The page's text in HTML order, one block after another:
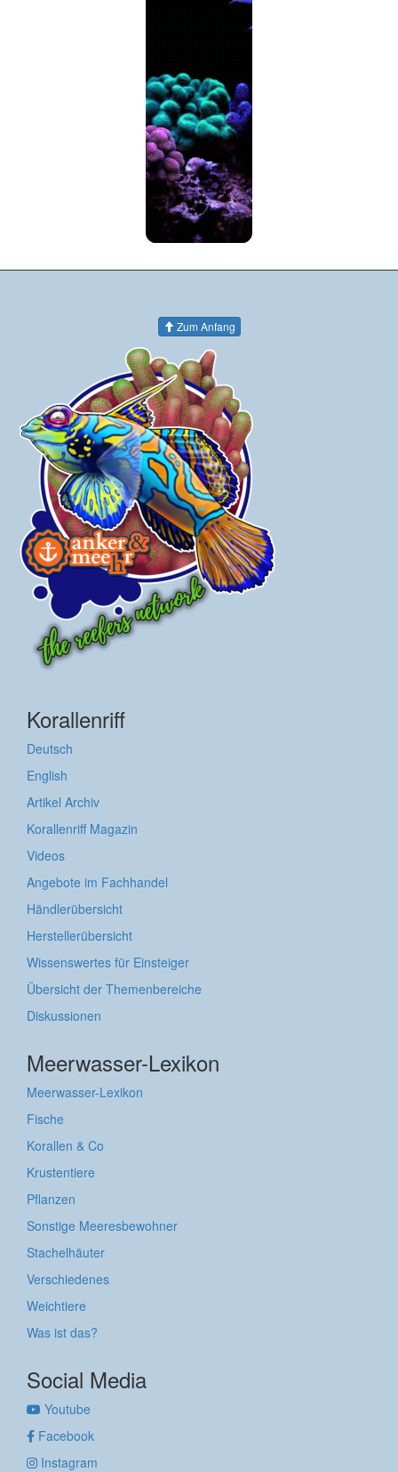
Zum Anfang
Korallenriff
Deutsch
English
Artikel Archiv
Korallenriff Magazin
Videos
Angebote im Fachhandel
Händlerübersicht
Herstellerübersicht
Wissenswertes für Einsteiger
Übersicht der Themenbereiche
Diskussionen
Meerwasser-Lexikon
Meerwasser-Lexikon
Fische
Korallen & Co
Krustentiere
Pflanzen
Sonstige Meeresbewohner
Stachelhäuter
Verschiedenes
Weichtiere
Was ist das?
Social Media
Youtube
Facebook
Instagram